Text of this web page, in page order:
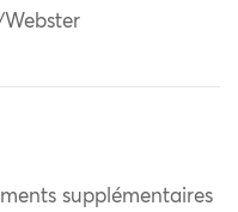
supplémentaires